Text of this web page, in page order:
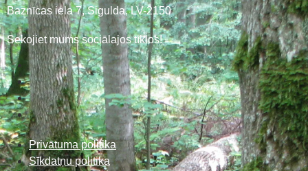
Baznīcas iela 7, Sigulda, LV-2150
Sekojiet mums sociālajos tīklos!
Privātuma politika
Sīkdatņu politika